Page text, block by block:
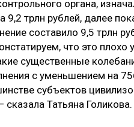
органа,
трлн рублей, далее
составило 9,5 трлн
что это плохо
существенные
с уменьшением на
субъектов
Татьяна Голикова.